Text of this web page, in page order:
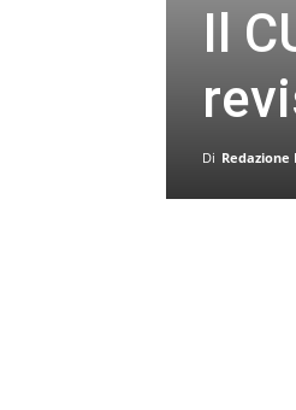
Il
Di Redazione